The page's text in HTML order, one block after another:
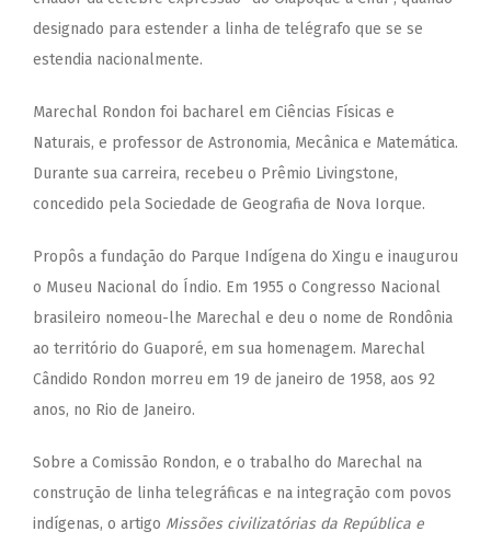
designado para estender a linha de telégrafo que se se
estendia nacionalmente.
Marechal Rondon foi bacharel em Ciências Físicas e
Naturais, e professor de Astronomia, Mecânica e Matemática.
Durante sua carreira, recebeu o Prêmio Livingstone,
concedido pela Sociedade de Geografia de Nova Iorque.
Propôs a fundação do Parque Indígena do Xingu e inaugurou
o Museu Nacional do Índio. Em 1955 o Congresso Nacional
brasileiro nomeou-lhe Marechal e deu o nome de Rondônia
ao território do Guaporé, em sua homenagem. Marechal
Cândido Rondon morreu em 19 de janeiro de 1958, aos 92
anos, no Rio de Janeiro.
Sobre a Comissão Rondon, e o trabalho do Marechal na
construção de linha telegráficas e na integração com povos
indígenas, o artigo Missões civilizatórias da República e